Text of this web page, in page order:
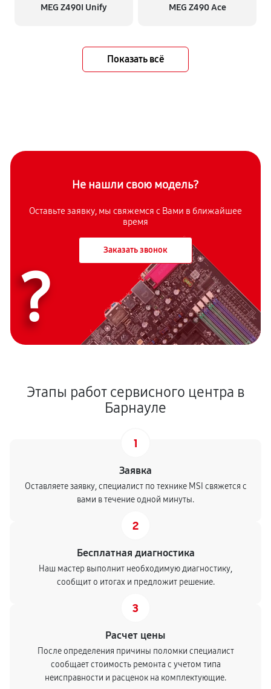
MEG Z490I Unify MEG Z490 Ace
Показать всё
Не нашли свою модель?
Оставьте заявку, мы свяжемся с Вами в ближайшее
время
Заказать звонок
?
Этапы работ сервисного центра в
Барнауле
1
Заявка
Оставляете заявку, специалист по технике MSI свяжется с
вами в течение одной минуты.
2
Бесплатная диагностика
Наш мастер выполнит необходимую диагностику,
сообщит о итогах и предложит решение.
3
Расчет цены
После определения причины поломки специалист
сообщает стоимость ремонта с учетом типа
неисправности и расценок на комплектующие.